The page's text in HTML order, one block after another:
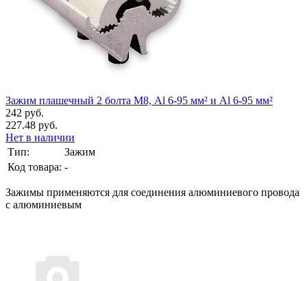
Зажим плашечный 2 болта М8, Al 6-95 мм² и Al 6-95 мм²
242 руб.
227.48 руб.
Нет в наличии
Тип:
Зажим
Код товара: -
Зажимы применяются для соединения алюминиевого провода
с алюминиевым